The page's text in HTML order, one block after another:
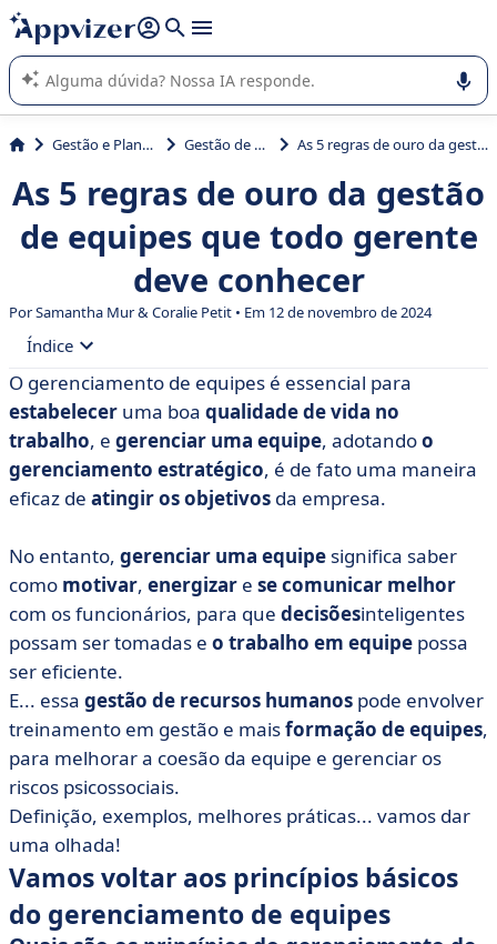
de nossa IA (várias linhas com
A IA do Appvizer o orienta no uso ou na seleção de software
SaaS para sua empresa.
Gestão e Planejamento Gestão de projetos As 5 regras de ouro da gestão de equipes que todo gerente deve conhecer
As 5 regras de ouro da gestão
de equipes que todo gerente
deve conhecer
Por Samantha Mur & Coralie Petit • Em 12 de novembro de 2024
Índice
• Vamos voltar aos princípios básicos do
gerenciamento de equipes
• As regras de ouro para gerenciar uma equipe de alto
desempenho
profissional
O gerenciamento de equipes é essencial para
estabelecer uma boa qualidade de vida no
trabalho, e gerenciar uma equipe, adotandoo
gerenciamento estratégico, é de fato uma maneira
eficaz de atingir os objetivos da empresa.
No entanto, gerenciar uma equipe significa saber
como motivar, energizar e se comunicar melhor
com os funcionários, para que decisõesinteligentes
possam ser tomadas e o trabalho em equipe possa
ser eficiente.
E... essa gestão de recursos humanos pode envolver
treinamento em gestão e maisformação de equipes,
para melhorar a coesão da equipe e gerenciar os
riscos psicossociais.
Definição, exemplos, melhores práticas... vamos dar
uma olhada!
Vamos voltar aos princípios básicos
do gerenciamento de equipes